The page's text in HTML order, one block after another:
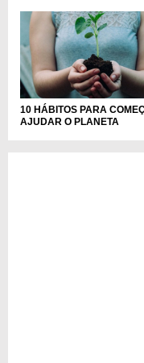
10 HÁBITOS PARA
AJUDAR O PLANETA